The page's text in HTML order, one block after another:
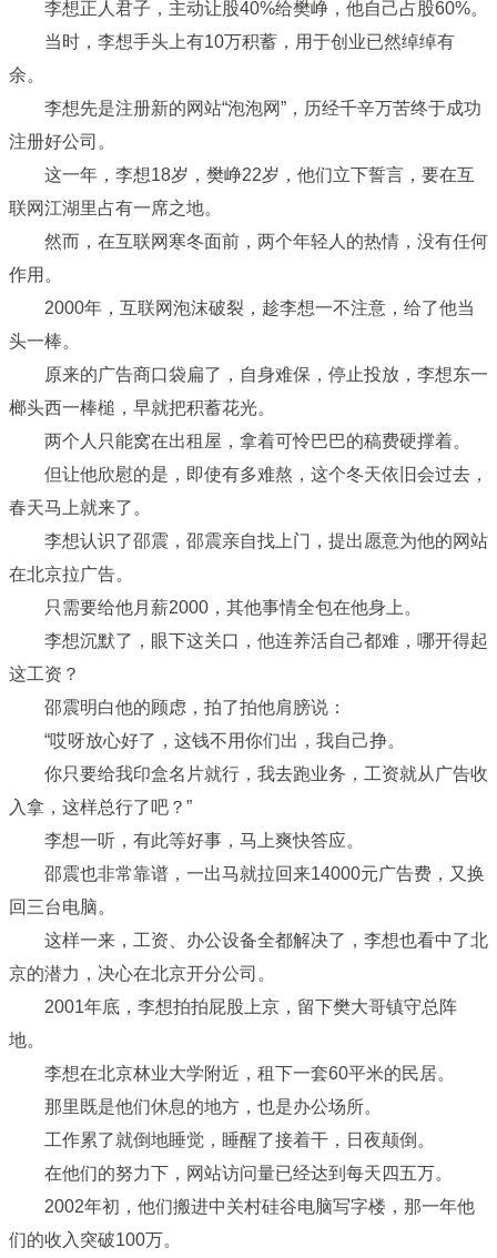
李想正人君子，主动让股40%给樊峥，他自己占股60%。
当时，李想手头上有10万积蓄，用于创业已然绰绰有
余。
李想先是注册新的网站“泡泡网”，历经千辛万苦终于成功
注册好公司。
这一年，李想18岁，樊峥22岁，他们立下誓言，要在互
联网江湖里占有一席之地。
然而，在互联网寒冬面前，两个年轻人的热情，没有任何
作用。
2000年，互联网泡沫破裂，趁李想一不注意，给了他当
头一棒。
原来的广告商口袋扁了，自身难保，停止投放，李想东一
榔头西一棒槌，早就把积蓄花光。
两个人只能窝在出租屋，拿着可怜巴巴的稿费硬撑着。
但让他欣慰的是，即使有多难熬，这个冬天依旧会过去，
春天马上就来了。
李想认识了邵震，邵震亲自找上门，提出愿意为他的网站
在北京拉广告。
只需要给他月薪2000，其他事情全包在他身上。
李想沉默了，眼下这关口，他连养活自己都难，哪开得起
这工资？
邵震明白他的顾虑，拍了拍他肩膀说：
“哎呀放心好了，这钱不用你们出，我自己挣。
你只要给我印盒名片就行，我去跑业务，工资就从广告收
入拿，这样总行了吧？”
李想一听，有此等好事，马上爽快答应。
邵震也非常靠谱，一出马就拉回来14000元广告费，又换
回三台电脑。
这样一来，工资、办公设备全都解决了，李想也看中了北
京的潜力，决心在北京开分公司。
2001年底，李想拍拍屁股上京，留下樊大哥镇守总阵
地。
李想在北京林业大学附近，租下一套60平米的民居。
那里既是他们休息的地方，也是办公场所。
工作累了就倒地睡觉，睡醒了接着干，日夜颠倒。
在他们的努力下，网站访问量已经达到每天四五万。
2002年初，他们搬进中关村硅谷电脑写字楼，那一年他
们的收入突破100万。